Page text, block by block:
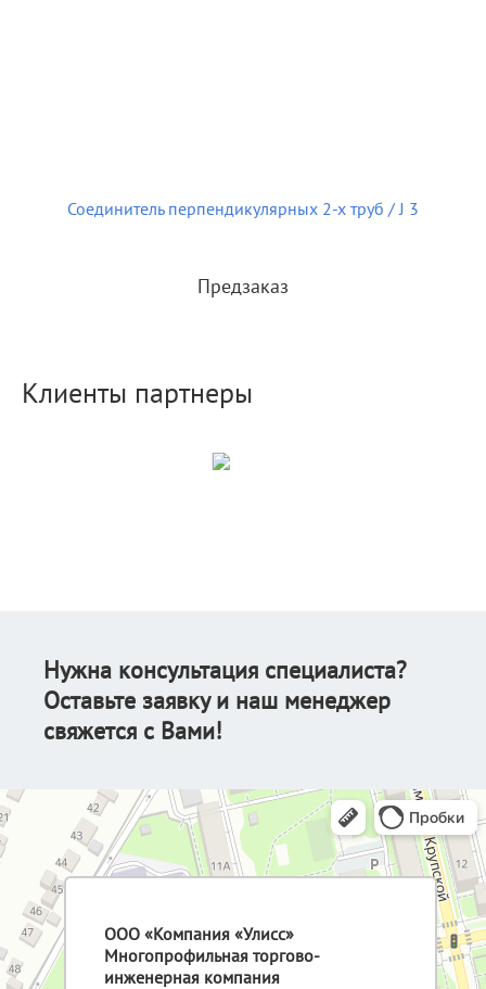
Соединитель перпендикулярных 2-х труб / J 3
Предзаказ
Клиенты партнеры
Нужна консультация специалиста?
Оставьте заявку и наш менеджер
свяжется с Вами!
ООО «Компания «Улисс»
Многопрофильная торгово-
инженерная компания